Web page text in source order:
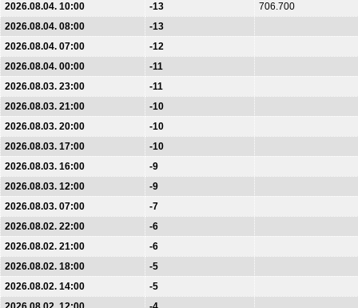
2026.08.04. 10:00
-13
706.700
2026.08.04. 08:00
-13
2026.08.04. 07:00
-12
2026.08.04. 00:00
-11
2026.08.03. 23:00
-11
2026.08.03. 21:00
-10
2026.08.03. 20:00
-10
2026.08.03. 17:00
-10
2026.08.03. 16:00
-9
2026.08.03. 12:00
-9
2026.08.03. 07:00
-7
2026.08.02. 22:00
-6
2026.08.02. 21:00
-6
2026.08.02. 18:00
-5
2026.08.02. 14:00
-5